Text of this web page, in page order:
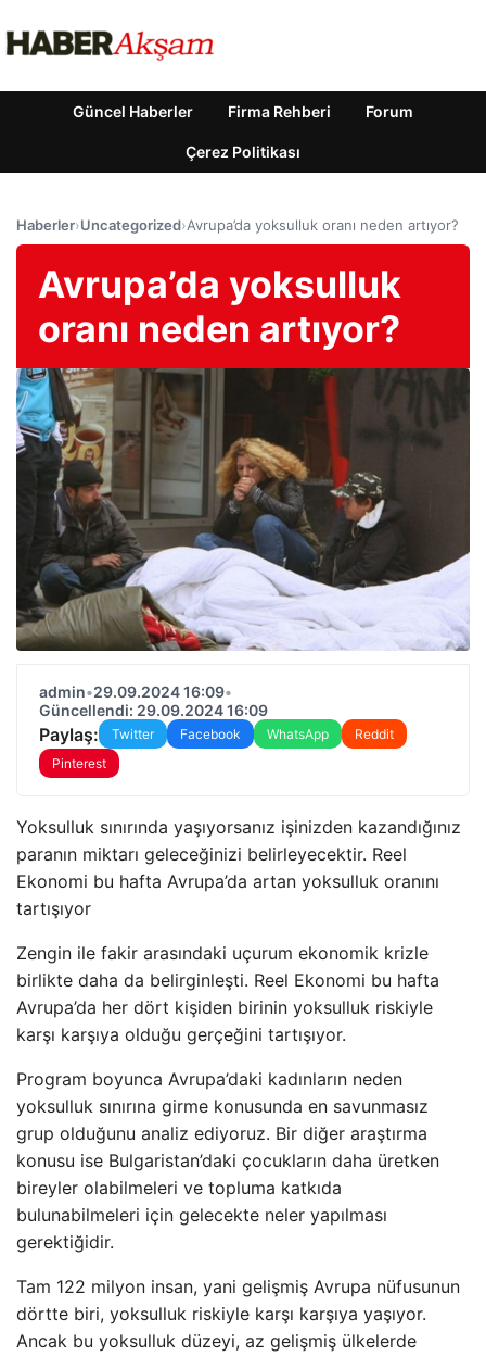
Güncel Haberler Firma Rehberi Forum
Çerez Politikası
Haberler›Uncategorized›Avrupa’da yoksulluk oranı neden artıyor?
Avrupa’da yoksulluk
oranı neden artıyor?
admin•29.09.2024 16:09•
Güncellendi: 29.09.2024 16:09
Paylaş: Twitter Facebook WhatsApp
Reddit
Pinterest
Yoksulluk sınırında yaşıyorsanız işinizden kazandığınız
paranın miktarı geleceğinizi belirleyecektir. Reel
Ekonomi bu hafta Avrupa’da artan yoksulluk oranını
tartışıyor
Zengin ile fakir arasındaki uçurum ekonomik krizle
birlikte daha da belirginleşti. Reel Ekonomi bu hafta
Avrupa’da her dört kişiden birinin yoksulluk riskiyle
karşı karşıya olduğu gerçeğini tartışıyor.
Program boyunca Avrupa’daki kadınların neden
yoksulluk sınırına girme konusunda en savunmasız
grup olduğunu analiz ediyoruz. Bir diğer araştırma
konusu ise Bulgaristan’daki çocukların daha üretken
bireyler olabilmeleri ve topluma katkıda
bulunabilmeleri için gelecekte neler yapılması
gerektiğidir.
Tam 122 milyon insan, yani gelişmiş Avrupa nüfusunun
dörtte biri, yoksulluk riskiyle karşı karşıya yaşıyor.
Ancak bu yoksulluk düzeyi, az gelişmiş ülkelerde